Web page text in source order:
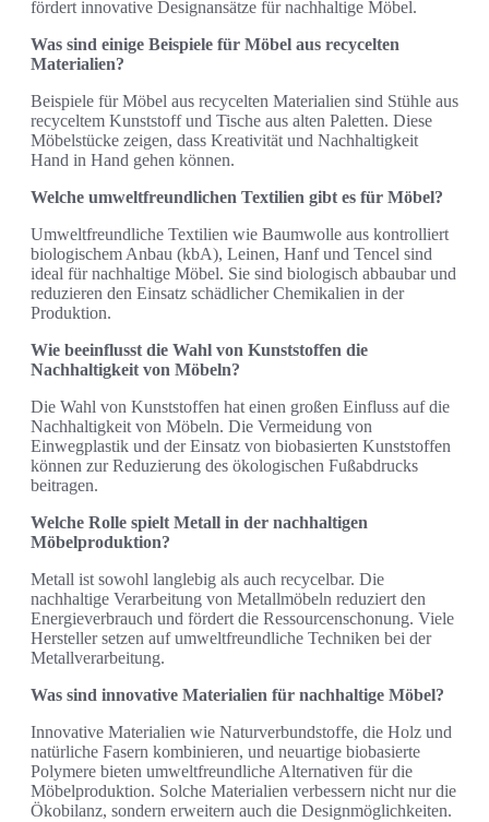
fördert innovative Designansätze für nachhaltige Möbel.
Was sind einige Beispiele für Möbel aus recycelten
Materialien?
Beispiele für Möbel aus recycelten Materialien sind Stühle aus
recyceltem Kunststoff und Tische aus alten Paletten. Diese
Möbelstücke zeigen, dass Kreativität und Nachhaltigkeit
Hand in Hand gehen können.
Welche umweltfreundlichen Textilien gibt es für Möbel?
Umweltfreundliche Textilien wie Baumwolle aus kontrolliert
biologischem Anbau (kbA), Leinen, Hanf und Tencel sind
ideal für nachhaltige Möbel. Sie sind biologisch abbaubar und
reduzieren den Einsatz schädlicher Chemikalien in der
Produktion.
Wie beeinflusst die Wahl von Kunststoffen die
Nachhaltigkeit von Möbeln?
Die Wahl von Kunststoffen hat einen großen Einfluss auf die
Nachhaltigkeit von Möbeln. Die Vermeidung von
Einwegplastik und der Einsatz von biobasierten Kunststoffen
können zur Reduzierung des ökologischen Fußabdrucks
beitragen.
Welche Rolle spielt Metall in der nachhaltigen
Möbelproduktion?
Metall ist sowohl langlebig als auch recycelbar. Die
nachhaltige Verarbeitung von Metallmöbeln reduziert den
Energieverbrauch und fördert die Ressourcenschonung. Viele
Hersteller setzen auf umweltfreundliche Techniken bei der
Metallverarbeitung.
Was sind innovative Materialien für nachhaltige Möbel?
Innovative Materialien wie Naturverbundstoffe, die Holz und
natürliche Fasern kombinieren, und neuartige biobasierte
Polymere bieten umweltfreundliche Alternativen für die
Möbelproduktion. Solche Materialien verbessern nicht nur die
Ökobilanz, sondern erweitern auch die Designmöglichkeiten.